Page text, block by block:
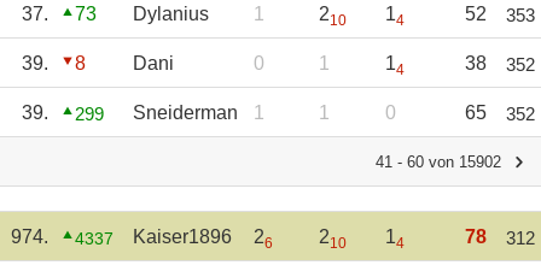
37. 73 Dylanius 1 210 14 52 353
39. 8 Dani 0 1 14 38 352
39. 299 Sneiderman 1 1 0 65 352
41 - 60 von 15902
974. 4337 Kaiser1896 26 210 14 78 312